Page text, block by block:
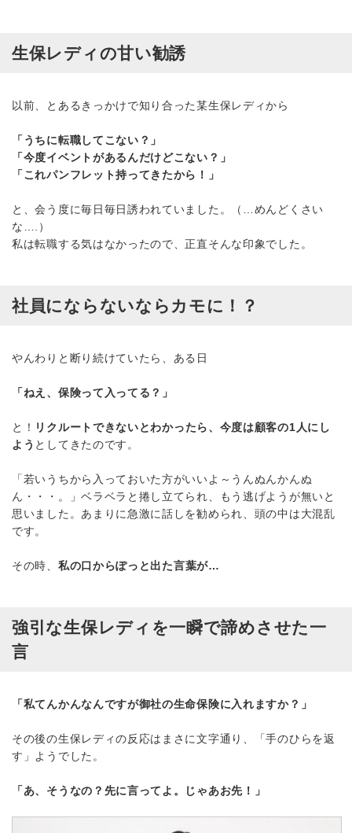
生保レディの甘い勧誘
以前、とあるきっかけで知り合った某生保レディから
「うちに転職してこない？」
「今度イベントがあるんだけどこない？」
「これパンフレット持ってきたから！」
と、会う度に毎日毎日誘われていました。（…めんどくさい
な….）
私は転職する気はなかったので、正直そんな印象でした。
社員にならないならカモに！？
やんわりと断り続けていたら、ある日
「ねえ、保険って入ってる？」
と！ リクルートできないとわかったら、今度は顧客の1人にし
よう としてきたのです。
「若いうちから入っておいた方がいいよ～うんぬんかんぬ
ん・・・。」ベラベラと捲し立てられ、もう逃げようが無いと
思いました。あまりに急激に話しを勧められ、頭の中は大混乱
です。
その時、 私の口からぽっと出た言葉が…
強引な生保レディを一瞬で諦めさせた一
言
「私てんかんなんですが御社の生命保険に入れますか？」
その後の生保レディの反応はまさに文字通り、「手のひらを返
す」ようでした。
「あ、そうなの？先に言ってよ。じゃあお先！」